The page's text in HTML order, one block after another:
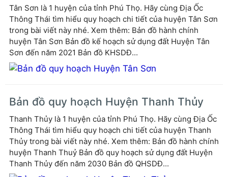
Tân Sơn là 1 huyện của tỉnh Phú Thọ. Hãy cùng Địa Ốc
Thông Thái tìm hiểu quy hoạch chi tiết của huyện Tân Sơn
trong bài viết này nhé. Xem thêm: Bản đồ hành chính
huyện Tân Sơn Bản đồ kế hoạch sử dụng đất Huyện Tân
Sơn đến năm 2021 Bản đồ KHSDĐ...
Bản đồ quy hoạch Huyện Thanh Thủy
Thanh Thủy là 1 huyện của tỉnh Phú Thọ. Hãy cùng Địa Ốc
Thông Thái tìm hiểu quy hoạch chi tiết của huyện Thanh
Thủy trong bài viết này nhé. Xem thêm: Bản đồ hành chính
huyện Thanh Thuỷ Bản đồ quy hoạch sử dụng đất Huyện
Thanh Thủy đến năm 2030 Bản đồ QHSDĐ...